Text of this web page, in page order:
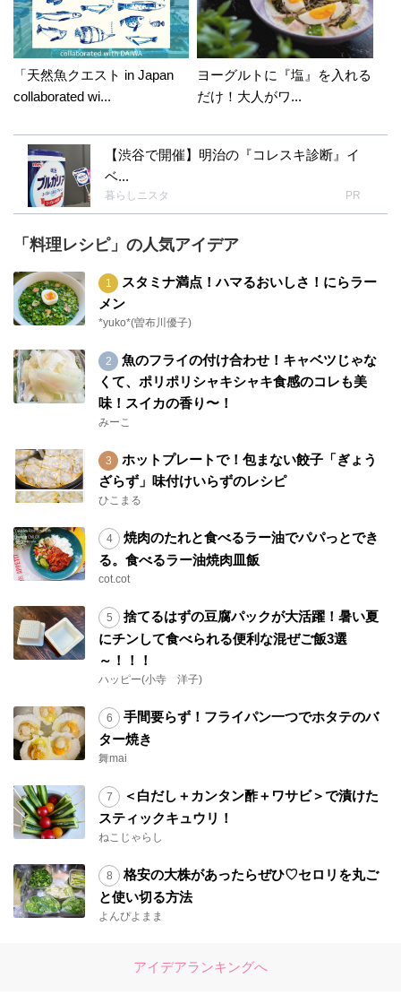
「天然魚クエスト in Japan
collaborated wi...
ヨーグルトに『塩』を入れる
だけ！大人がワ...
【渋谷で開催】明治の『コレスキ診断』イ
ベ...
暮らしニスタ PR
「料理レシピ」の人気アイデア
スタミナ満点！ハマるおいしさ！にらラー
メン
*yuko*(曽布川優子)
魚のフライの付け合わせ！キャベツじゃな
くて、ポリポリシャキシャキ食感のコレも美
味！スイカの香り〜！
みーこ
ホットプレートで！包まない餃子「ぎょう
ざらず」味付けいらずのレシピ
ひこまる
焼肉のたれと食べるラー油でパパっとでき
る。食べるラー油焼肉皿飯
cot.cot
捨てるはずの豆腐パックが大活躍！暑い夏
にチンして食べられる便利な混ぜご飯3選
～！！！
ハッピー(小寺 洋子)
手間要らず！フライパン一つでホタテのバ
ター焼き
舞mai
＜白だし＋カンタン酢＋ワサビ＞で漬けた
スティックキュウリ！
ねこじゃらし
格安の大株があったらぜひ♡セロリを丸ご
と使い切る方法
よんぴよまま
アイデアランキングへ